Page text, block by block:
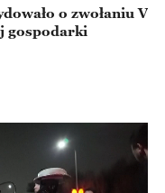
o zwołaniu V
gospodarki